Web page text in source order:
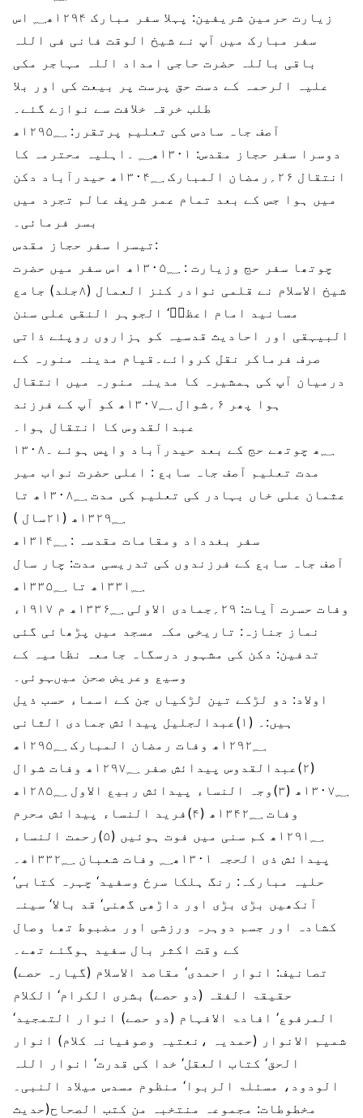
زیارت حرمین شریفین:
پہلا سفر مبارک ۱۲۹۴ھ؁ اس
سفر مبارک میں آپ نے شیخ الوقت فانی فی اللہ
باقی باللہ حضرت حاجی امداد اللہ مہاجر مکی
علیہ الرحمہ کے دست حق پرست پر بیعت کی اور بلا
طلب خرقہ خلافت سے نوازے گئے۔
آصف جاہ سادس کی تعلیم پرتقرر:
۱۲۹۵؁ھ
دوسرا سفر حجاز مقدس:
۱۳۰۱ھ؁ ۔اہلیہ محترمہ کا
انتقال ۲۶؍رمضان المبارک ۱۳۰۴؁ھ حیدرآباد دکن
میں ہوا جس کے بعد تمام عمر شریف عالم تجرد میں
بسر فرمائی۔
تیسرا سفر حجاز مقدس:
چوتھا سفر حج وزیارت :
۱۳۰۵؁ھ اس سفر میں حضرت
شیخ الاسلام نے قلمی نوادر کنز العمال (۸جلد) جامع
مسانید امام اعظمؒ‘ الجوہر النقی علی سنن
البیہقی اور احادیث قدسیہ کو ہزاروں روپئے ذاتی
صرف فرماکر نقل کروائے۔قیام مدینہ منورہ کے
درمیان آپ کی ہمشیرہ کا مدینہ منورہ میں انتقال
ہوا پھر ۶؍شوال ۱۳۰۷؁ھ کو آپ کے فرزند
مدت تعلیم آصف جاہ سابع : اعلی حضرت نواب میر
عثمان علی خاں بہادر کی تعلیم کی مدت ۱۳۰۸؁ھ تا
۱۳۲۹؁ھ (۲۱سال )
سفر بغدداد ومقامات مقدسہ :
۱۳۱۴؁ھ
آصف جاہ سابع کے فرزندوں کی تدریسی مدت: چار سال
۱۳۳۱؁ھ تا ۱۳۳۵؁ھ
وفات حسرت آیات: ۲۹؍جمادی الاولی ۱۳۳۶؁ھ م ۱۹۱۷ء
نماز جنازہ: تاریخی مکہ مسجد میں پڑھائی گئی
تدفین: دکن کی مشہور درسگاہ جامعہ نظامیہ کے
وسیع وعریض صحن میںہوئی۔
اولاد: دو لڑکے تین لڑکیاں جن کے اسماء حسب ذیل
ہیں:۔ (۱)عبدالجلیل پیدائش جمادی الثانی
۱۲۹۲؁ھ وفات رمضان المبارک ۱۲۹۵؁ھ
(۲)عبدالقدوس پیدائش صفر ۱۲۹۷؁ھ وفات شوال
۱۳۰۷؁ھ (۳)وجہ النساء پیدائش ربیع الاول ۱۲۸۵؁ھ
وفات ۱۳۴۲؁ھ (۴)فرید النساء پیدائش محرم
۱۲۹۱؁ھ کم سنی میں فوت ہوئیں (۵)رحمت النساء
حلیہ مبارکہ: رنگ ہلکا سرخ وسفید‘ چہرہ کتابی‘
آنکھیں بڑی بڑی اور داڑھی گھنی‘ قد بالا‘ سینہ
کشادہ اور جسم دوہرہ ورزشی اور مضبوط تھا وصال
کے وقت اکثر بال سفید ہوگئے تھے۔
تصانیف: انوار احمدی‘ مقاصد الاسلام (گیارہ حصے)
حقیقۃ الفقہ (دو حصے) بشری الکرام‘ الکلام
المرفوع‘ افادۃ الافہام (دو حصے) انوار التمجید‘
شمیم الانوار (حمدیہ ،نعتیہ وصوفیانہ کلام) انوار
الحق‘ کتاب العقل‘ خدا کی قدرت‘ انوار اللہ
الودود، مسئلۃ الربوا‘ منظوم مسدس میلاد النبی۔
مخطوطات: مجموعہ منتخبہ من کتب الصحاح(حدیث